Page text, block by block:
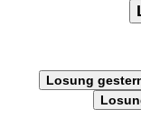
Losung